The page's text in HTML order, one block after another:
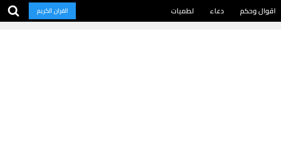
اقوال وحكم دعاء لطميات القران الكريم